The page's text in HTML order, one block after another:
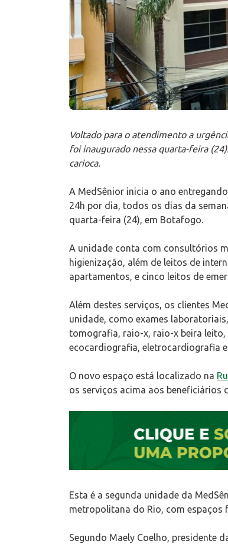
Voltado para o atendimento a
foi inaugurado nessa quarta-feira
carioca.
A MedSênior inicia o ano
24h por dia, todos os dias da
quarta-feira (24), em Botafogo.
A unidade conta com consultórios
higienização, além de leitos de
apartamentos, e cinco leitos de
Além destes serviços, os clientes
unidade, como exames
tomografia, raio-x, raio-x beira
ecocardiografia, eletrocardiografia
O novo espaço está localizado na
os serviços acima aos beneficiários
Esta é a segunda unidade da
metropolitana do Rio, com espaços
Segundo Maely Coelho, presidente